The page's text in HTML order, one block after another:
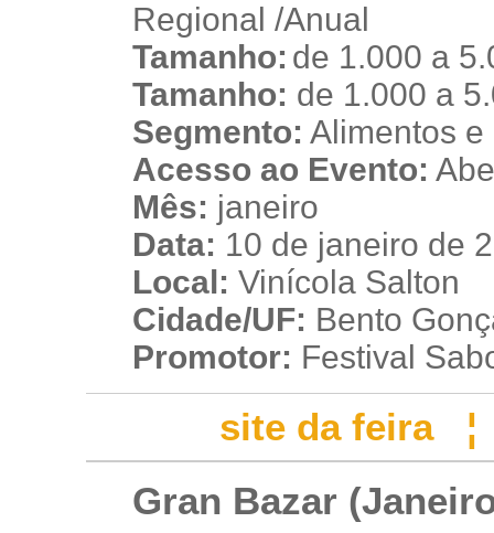
Regional /Anual
Tamanho: de 1.000 a
Tamanho: de 1.000 a
Segmento: Alimentos e
Acesso ao Evento:
Mês: janeiro
Data: 10 de janeiro de
Local: Vinícola Salton
Cidade/UF: Bento
Promotor: Festival
site da feira
Gran Bazar